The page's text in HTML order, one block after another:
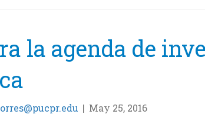
la agenda de
| May 25, 2016